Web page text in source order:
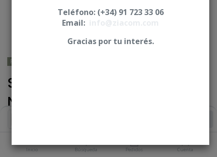
Inicio Búsqueda Pedidos Cuenta
PHIBO® - TSH® /BNT®
Scanbody base metalizada
NetCam a implante - CUN
Teléfono: (+34) 91 723 33 06
Email:
Gracias por tu interés.